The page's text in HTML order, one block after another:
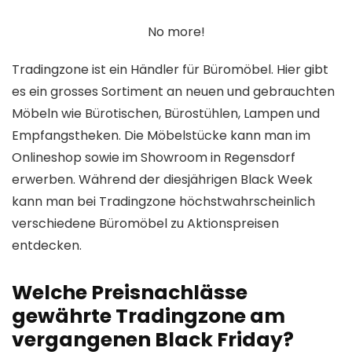
No more!
Tradingzone ist ein Händler für Büromöbel. Hier gibt
es ein grosses Sortiment an neuen und gebrauchten
Möbeln wie Bürotischen, Bürostühlen, Lampen und
Empfangstheken. Die Möbelstücke kann man im
Onlineshop sowie im Showroom in Regensdorf
erwerben. Während der diesjährigen Black Week
kann man bei Tradingzone höchstwahrscheinlich
verschiedene Büromöbel zu Aktionspreisen
entdecken.
Welche Preisnachlässe
gewährte Tradingzone am
vergangenen Black Friday?